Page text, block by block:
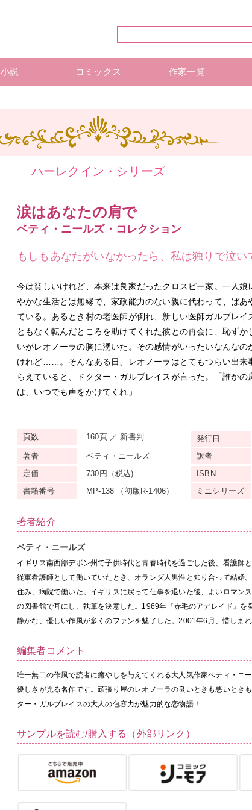
小説 コミックス 作家一覧
ハーレクイン・シリーズ
涙はあなたの肩で
ベティ・ニールズ・コレクション
もしもあなたがいなかったら、私は独りで泣い
今は貧しいけれど、本来は良家だったクロスビー家。一人
やかな生活とは無縁で、家政能力のない親に代わって、ばあ
ている。あるとき村の老医師が倒れ、新しい医師ガルブレイ
ともなく転んだところを助けてくれた彼との再会に、恥ず
いがレオノーラの胸に湧いた。その感情がいったいなんなの
けれど……。そんなある日、レオノーラはとてもつらい出来
らえていると、ドクター・ガルブレイスが言った。「誰かの
は、いつでも声をかけてくれ」
頁数 160頁 ／ 新書判 発行日
著者
ベティ・ニールズ 訳者
定価
730円（税込) ISBN
書籍番号
MP-138 （初版R-1406） ミニシリーズ
著者紹介
ベティ・ニールズ
イギリス南西部デボン州で子供時代と青春時代を過ごした後、看護師
従軍看護師として働いていたとき、オランダ人男性と知り合って結婚
住み、病院で働いた。イギリスに戻って仕事を退いた後、よいロマン
の図書館で耳にし、執筆を決意した。1969年『赤毛のアデレイド』を
静かな、優しい作風が多くのファンを魅了した。2001年6月、惜しまれ
編集者コメント
唯一無二の作風で読者に癒やしを与えてくれる大人気作家ベティ・ニ
優しさが光る名作です。頑張り屋のレオノーラの良いときも悪いとき
ター・ガルブレイスの大人の包容力が魅力的な恋物語！
サンプルを読む/購入する（外部リンク）